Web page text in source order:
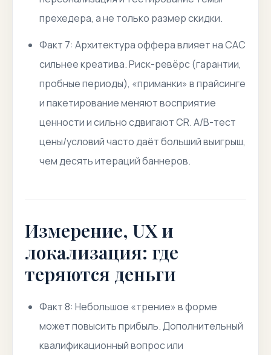
прехедера, а не только размер скидки.
Факт 7: Архитектура оффера влияет на CAC
сильнее креатива. Риск-ревёрс (гарантии,
пробные периоды), «приманки» в прайсинге
и пакетирование меняют восприятие
ценности и сильно сдвигают CR. A/B-тест
цены/условий часто даёт больший выигрыш,
чем десять итераций баннеров.
Измерение, UX и
локализация: где
теряются деньги
Факт 8: Небольшое «трение» в форме
может повысить прибыль. Дополнительный
квалификационный вопрос или